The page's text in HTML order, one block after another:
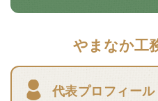
やまなか工
代表プロフィール